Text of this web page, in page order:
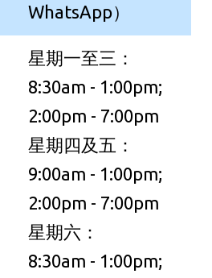
WhatsApp）
星期一至三：
8:30am - 1:00pm;
2:00pm - 7:00pm
星期四及五：
9:00am - 1:00pm;
2:00pm - 7:00pm
星期六：
8:30am - 1:00pm;